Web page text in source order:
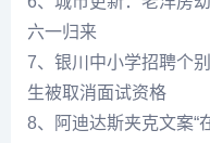
六一归来
7、银川中小学招聘个
生被取消面试资格
8、阿迪达斯夹克文案“